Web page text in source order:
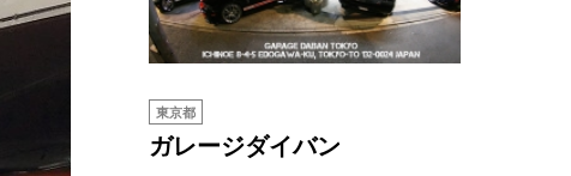
東京都
ガレージダイバン